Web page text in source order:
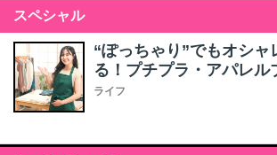
スペシャル
“ぽっちゃり”でもオシャ
る！プチプラ・アパレル
ライフ